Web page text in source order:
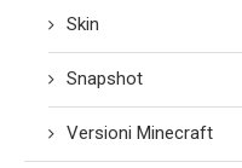
Skin
Snapshot
Versioni Minecraft